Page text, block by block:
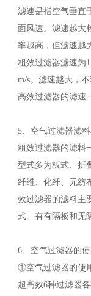
滤速是指空气垂直
面风速。滤速越大
率越高，但滤速越
粗效过滤器滤速
m/s。滤速越大，
高效过滤器的滤速
5、空气过滤器滤
粗效过滤器的滤料
型式多为板式、折
纤维、化纤、无纺
效过滤器的滤料主
式。有有隔板和无
6、空气过滤器的
①空气过滤器的使
超高效6种过滤器